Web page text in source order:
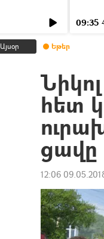
09:35
Այսօր Եթեր
հետ
ցավը
12:06